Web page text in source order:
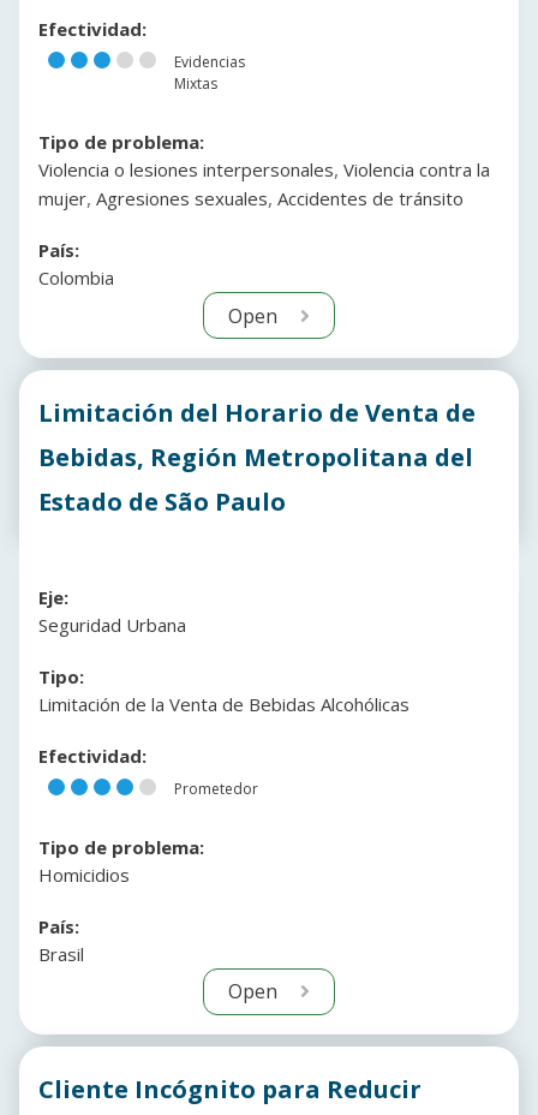
Efectividad:
Evidencias
Mixtas
Tipo de problema:
Violencia o lesiones interpersonales, Violencia contra la
mujer, Agresiones sexuales, Accidentes de tránsito
País:
Colombia
Open
Limitación del Horario de Venta de
Bebidas, Región Metropolitana del
Estado de São Paulo
Eje:
Seguridad Urbana
Tipo:
Limitación de la Venta de Bebidas Alcohólicas
Efectividad:
Prometedor
Tipo de problema:
Homicidios
País:
Brasil
Open
Cliente Incógnito para Reducir